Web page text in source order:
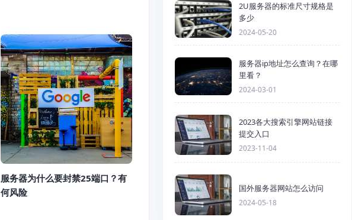
服务器为什么要封禁25端口？有
何风险
2U服务器的标准尺寸规格是
多少
2024-05-20
服务器ip地址怎么查询？在哪
里看？
2024-03-01
2023各大搜索引擎网站链接
提交入口
2023-11-04
国外服务器网站怎么访问
2024-05-18